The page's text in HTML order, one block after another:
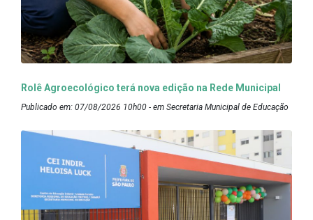
Rolê Agroecológico terá nova edição na Rede Municipal
Publicado em: 07/08/2026 10h00 - em Secretaria Municipal de Educação